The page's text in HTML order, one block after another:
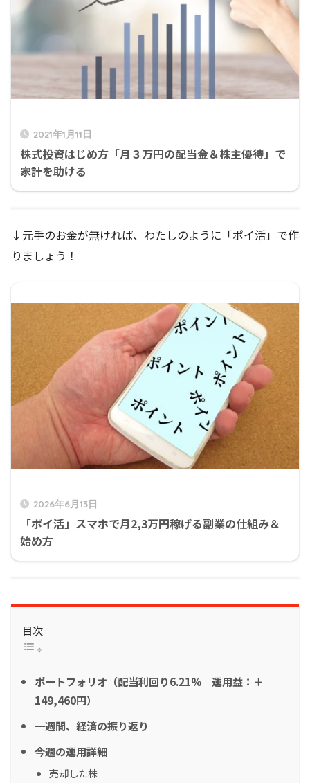
2021年1月11日
株式投資はじめ方「月３万円の配当金＆株主優待」で
家計を助ける
↓元手のお金が無ければ、わたしのように「ポイ活」で作
りましょう！
2026年6月13日
「ポイ活」スマホで月2,3万円稼げる副業の仕組み＆
始め方
目次
ポートフォリオ（配当利回り6.21% 運用益：＋
149,460円）
一週間、経済の振り返り
今週の運用詳細
売却した株